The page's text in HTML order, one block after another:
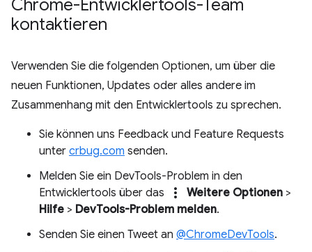
Chrome-Entwicklertools-Team
kontaktieren
Verwenden Sie die folgenden Optionen, um über die
neuen Funktionen, Updates oder alles andere im
Zusammenhang mit den Entwicklertools zu sprechen.
Sie können uns Feedback und Feature Requests
unter crbug.com senden.
Melden Sie ein DevTools-Problem in den
Entwicklertools über das
more_vert Weitere Optionen >
Hilfe > DevTools-Problem melden.
Senden Sie einen Tweet an @ChromeDevTools.